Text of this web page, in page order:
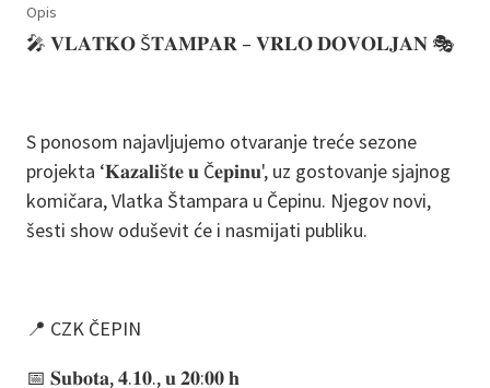
Opis
🎤 𝐕𝐋𝐀𝐓𝐊𝐎 Š𝐓𝐀𝐌𝐏𝐀𝐑 – 𝐕𝐑𝐋𝐎 𝐃𝐎𝐕𝐎𝐋𝐉𝐀𝐍 🎭
S ponosom najavljujemo otvaranje treće sezone
projekta ‘𝐊𝐚𝐳𝐚𝐥𝐢š𝐭𝐞 𝐮 Č𝐞𝐩𝐢𝐧𝐮', uz gostovanje sjajnog
komičara, Vlatka Štampara u Čepinu. Njegov novi,
šesti show oduševit će i nasmijati publiku.
📍 CZK ČEPIN
📅 𝐒𝐮𝐛𝐨𝐭𝐚, 𝟒.𝟏𝟎., 𝐮 𝟐𝟎:𝟎𝟎 𝐡